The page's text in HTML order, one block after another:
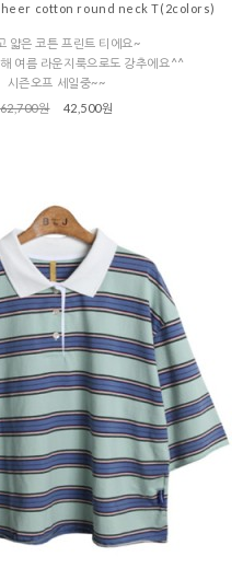
cotton round neck T(2colors)
얇은 코튼 프린트 티에요~
여름 라운지룩으로도 강추에요^^
시즌오프 세일중~~
62,700원
42,500원